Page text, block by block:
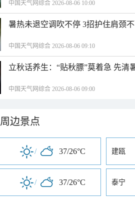
中国天气网综合 2026-08-06 10:00
暑热未退空调吹不停 3招护住肩颈
中国天气网综合 2026-08-06 09:10
立秋话养生：“贴秋膘”莫着急 先清
中国天气网综合 2026-08-06 09:00
周边景点
/ 37/26°C 建瓯
/ 37/26°C 泰宁